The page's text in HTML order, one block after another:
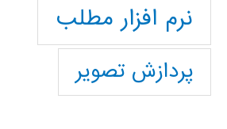
نرم افزار مطلب
پردازش تصویر